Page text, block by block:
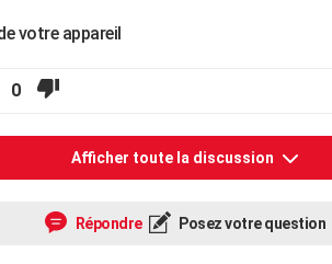
votre appareil
0
Afficher toute la discussion
Répondre Posez votre question